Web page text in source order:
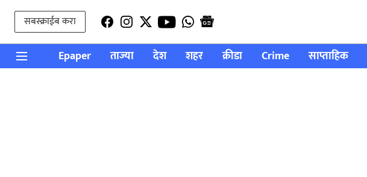
सबस्क्राईब करा
Epaper ताज्या देश शहर क्रीडा Crime साप्ताहिक